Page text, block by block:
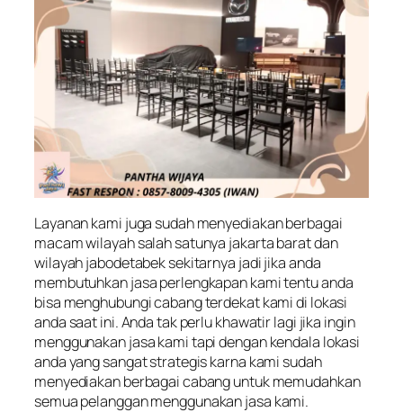
Layanan kami juga sudah menyediakan berbagai
macam wilayah salah satunya jakarta barat dan
wilayah jabodetabek sekitarnya jadi jika anda
membutuhkan jasa perlengkapan kami tentu anda
bisa menghubungi cabang terdekat kami di lokasi
anda saat ini. Anda tak perlu khawatir lagi jika ingin
menggunakan jasa kami tapi dengan kendala lokasi
anda yang sangat strategis karna kami sudah
menyediakan berbagai cabang untuk memudahkan
semua pelanggan menggunakan jasa kami.